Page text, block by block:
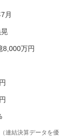
月
8,000万円
連結決算データを優